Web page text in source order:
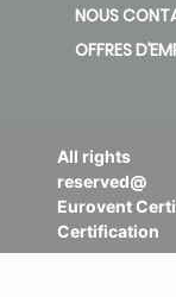
NOUS
OFFRES
All rights
reserved@
Eurovent
Certification